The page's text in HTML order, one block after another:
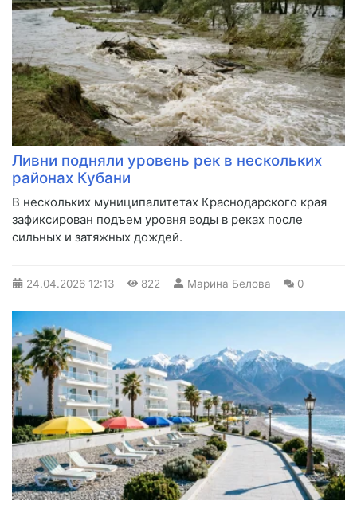
Ливни подняли уровень рек в нескольких
районах Кубани
В нескольких муниципалитетах Краснодарского края
зафиксирован подъем уровня воды в реках после
сильных и затяжных дождей.
24.04.2026 12:13 822 Марина Белова 0